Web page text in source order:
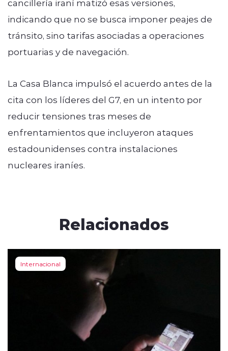
cancillería iraní matizó esas versiones,
indicando que no se busca imponer peajes de
tránsito, sino tarifas asociadas a operaciones
portuarias y de navegación.
La Casa Blanca impulsó el acuerdo antes de la
cita con los líderes del G7, en un intento por
reducir tensiones tras meses de
enfrentamientos que incluyeron ataques
estadounidenses contra instalaciones
nucleares iraníes.
Relacionados
Internacional